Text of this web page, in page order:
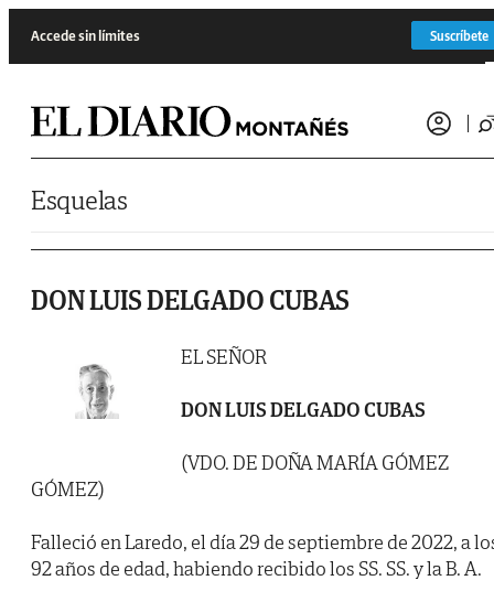
Accede sin límites Suscríbete
Esquelas
DON LUIS DELGADO CUBAS
EL SEÑOR
DON LUIS DELGADO CUBAS
(VDO. DE DOÑA MARÍA GÓMEZ
GÓMEZ)
Falleció en Laredo, el día 29 de septiembre de 2022, a
92 años de edad, habiendo recibido los SS. SS. y la B. A.